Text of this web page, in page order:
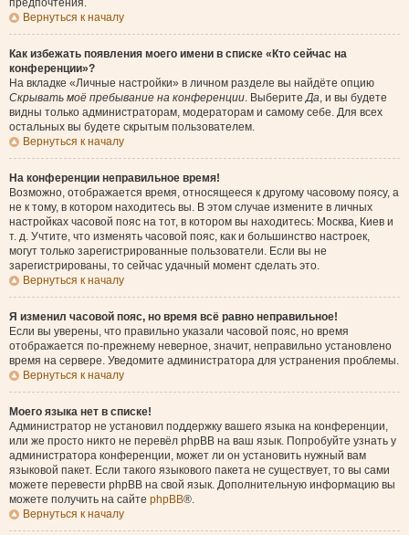
предпочтения.
Вернуться к началу
Как избежать появления моего имени в списке «Кто сейчас на
конференции»?
На вкладке «Личные настройки» в личном разделе вы найдёте опцию
Скрывать моё пребывание на конференции. ВыберитеДа, и вы будете
видны только администраторам, модераторам и самому себе. Для всех
остальных вы будете скрытым пользователем.
Вернуться к началу
На конференции неправильное время!
Возможно, отображается время, относящееся к другому часовому поясу, а
не к тому, в котором находитесь вы. В этом случае измените в личных
настройках часовой пояс на тот, в котором вы находитесь: Москва, Киев и
т. д. Учтите, что изменять часовой пояс, как и большинство настроек,
могут только зарегистрированные пользователи. Если вы не
зарегистрированы, то сейчас удачный момент сделать это.
Вернуться к началу
Я изменил часовой пояс, но время всё равно неправильное!
Если вы уверены, что правильно указали часовой пояс, но время
отображается по-прежнему неверное, значит, неправильно установлено
время на сервере. Уведомите администратора для устранения проблемы.
Вернуться к началу
Моего языка нет в списке!
Администратор не установил поддержку вашего языка на конференции,
или же просто никто не перевёл phpBB на ваш язык. Попробуйте узнать у
администратора конференции, может ли он установить нужный вам
языковой пакет. Если такого языкового пакета не существует, то вы сами
можете перевести phpBB на свой язык. Дополнительную информацию вы
можете получить на сайте phpBB®.
Вернуться к началу